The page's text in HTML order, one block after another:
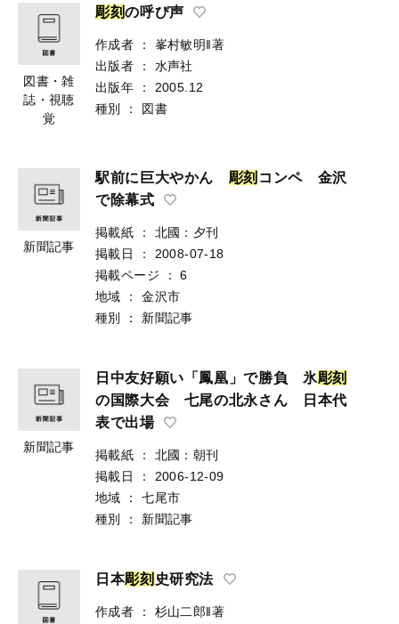
図書・雑
誌・視聴
覚
彫刻の呼び声
作成者 ：
峯村敏明‖著
出版者
：
水声社
出版年
：
2005.12
種別
： 図書
新聞記事
駅前に巨大やかん 彫刻 コンペ 金沢
で除幕式
掲載紙 ：
北國：夕刊
掲載日
：
2008-07-18
掲載ページ
：
6
地域
：
金沢市
種別
： 新聞記事
新聞記事
日中友好願い「鳳凰」で勝負 氷彫刻
の国際大会 七尾の北永さん 日本代
表で出場
掲載紙 ：
北國：朝刊
掲載日
：
2006-12-09
地域
：
七尾市
種別
： 新聞記事
日本彫刻 史研究法
作成者 ：
杉山二郎‖著